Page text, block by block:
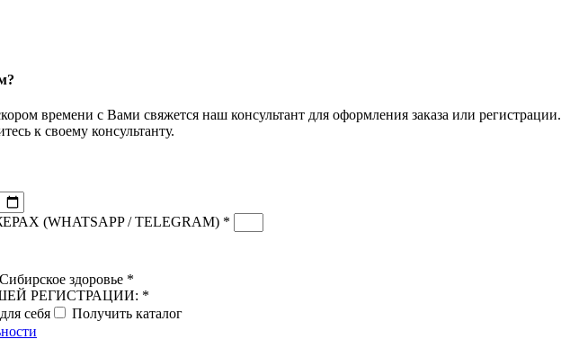
времени с Вами свяжется наш консультант для оформления заказа или регистрации.
к своему консультанту.
(WHATSAPP / TELEGRAM) *
здоровье *
РЕГИСТРАЦИИ: *
себя
Получить каталог